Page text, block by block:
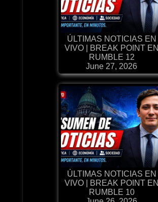
ÚLTIMAS NOTICIAS EN
VIVO | BREAK POINT EN
RUMBLE 12
June 27, 2026
ÚLTIMAS NOTICIAS EN
VIVO | BREAK POINT EN
RUMBLE 10